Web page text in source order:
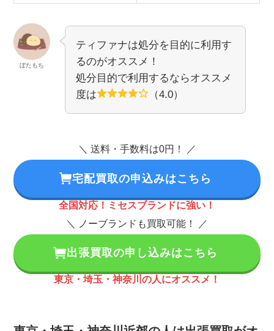
ぼたもち
ティファナは処分を目的に利用す
るのがオススメ！
処分目的で利用するならオススメ
度は
（4.0）
＼ 送料・手数料は0円！ ／
宅配買取の申込みはこちら
全国対応！ミセスブランドに強い！
＼ ノーブランドも買取可能！ ／
出張買取の申し込みはこちら
東京・埼玉・神奈川の人にオススメ！